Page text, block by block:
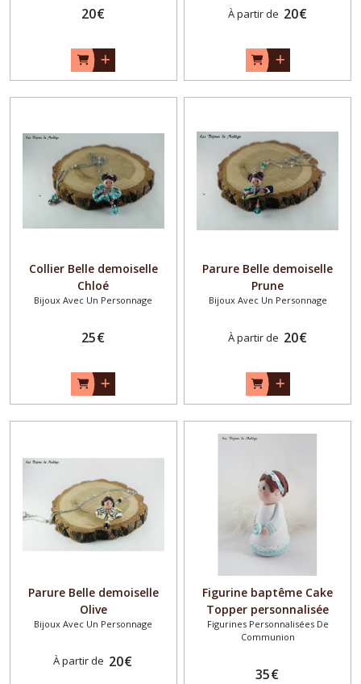
20€ À partir de 20€
Collier Belle demoiselle
Chloé
Bijoux Avec Un Personnage
25€
Parure Belle demoiselle
Prune
Bijoux Avec Un Personnage
À partir de 20€
Parure Belle demoiselle
Olive
Bijoux Avec Un Personnage
À partir de 20€
Figurine baptême Cake
Topper personnalisée
petite fille avec sa robe de
baptême
Figurines Personnalisées De
Communion
35€